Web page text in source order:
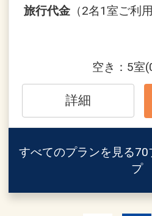
ません。
※割引適用後のご旅行
ーからお進みいただい
「空室照会結果確認
♪（おひとり様１泊に
●朝食券をランチに変
※早期申込期間を過ぎ
数の内訳・客室タイ
ン・氏名・人員・泊
があった場合、早期
ません。
※他の割引との併用は
※割引適用後のご旅行
「空室照会結果確認画
旅行代金 （2名1室ご利
空き： 5室
詳細
すべてのプランを見る70
プ